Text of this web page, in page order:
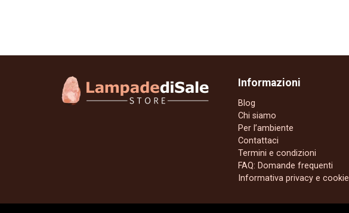
Informazioni
Blog
Chi siamo
Per l’ambiente
Contattaci
Termini e condizioni
FAQ: Domande frequenti
Informativa privacy e cookie